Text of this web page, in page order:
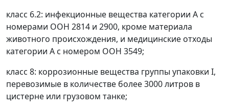
класс 6.2: инфекционные вещества категории А с
номерами ООН 2814 и 2900, кроме материала
животного происхождения, и медицинские отходы
категории А с номером ООН 3549;
класс 8: коррозионные вещества группы упаковки I,
перевозимые в количестве более 3000 литров в
цистерне или грузовом танке;